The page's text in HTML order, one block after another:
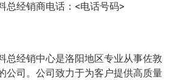
总经销商电话：<电话号码>
总经销中心是洛阳地区专业从事佐敦
公司。公司致力于为客户提供高质量